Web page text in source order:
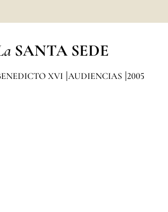
SANTA SEDE
XVI AUDIENCIAS 2005